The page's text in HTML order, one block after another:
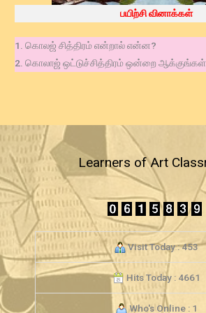
பயிற்சி வினாக்கள்
1. கொலஜ் சித்திரம் என்றால் என்ன?
2. கொலாஜ் ஒட்டுச்சித்திரம் ஒன்றை
Learners of Art
Visit Today : 453
Hits Today : 4661
Who's Online : 1